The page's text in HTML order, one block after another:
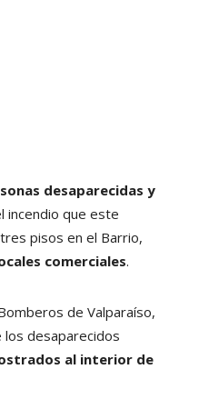
desaparecidas y
incendio que este
pisos en el Barrio,
comerciales.
de Valparaíso,
los desaparecidos
al interior de